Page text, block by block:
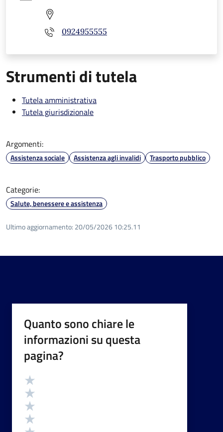
0924955555
Strumenti di tutela
Tutela amministrativa
Tutela giurisdizionale
Argomenti:
Assistenza sociale Assistenza agli invalidi Trasporto pubblico
Categorie:
Salute, benessere e assistenza
Ultimo aggiornamento: 20/05/2026 10:25.11
Quanto sono chiare le
informazioni su questa
pagina?
Valutazione